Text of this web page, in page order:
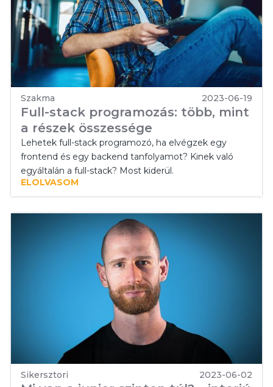
Szakma 2023-06-19
Full-stack programozás: több, mint
a részek összessége
Lehetek full-stack programozó, ha elvégzek egy
frontend és egy backend tanfolyamot? Kinek való
egyáltalán a full-stack? Most kiderül.
ELOLVASOM
Sikersztori 2023-06-02